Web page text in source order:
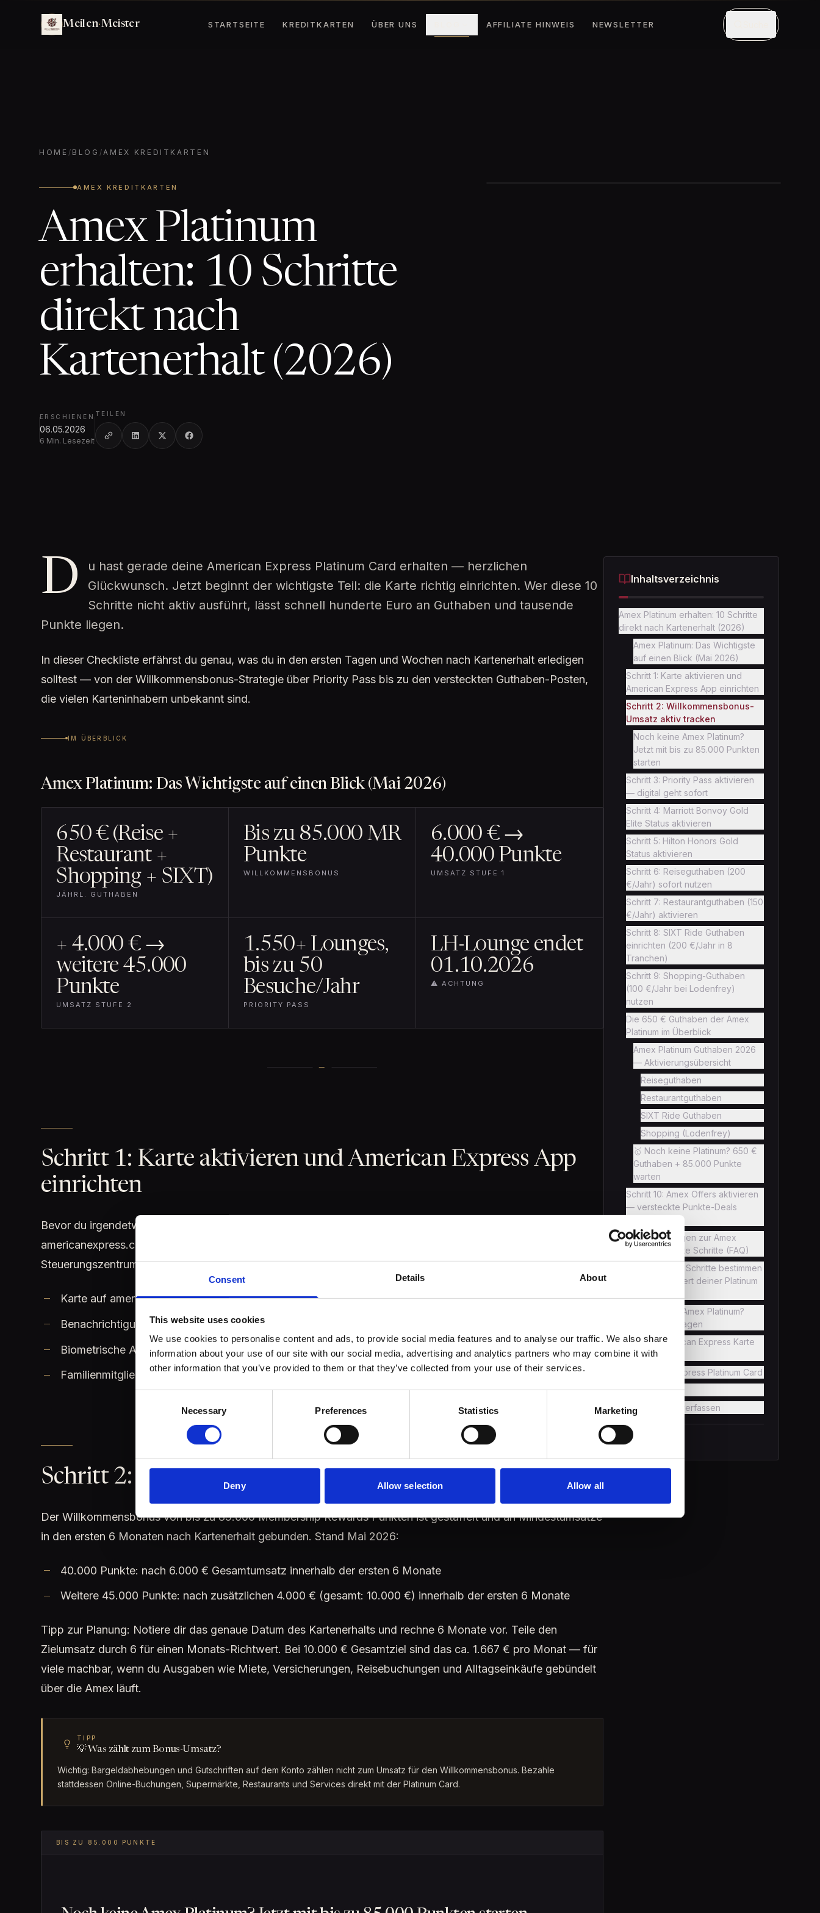
Consent Details About
This website uses cookies
We use cookies to personalise content and ads, to provide social media features and to analyse our traffic. We also share
information about your use of our site with our social media, advertising and analytics partners who may combine it with
other information that you’ve provided to them or that they’ve collected from your use of their services.
Necessary Preferences Statistics Marketing
Deny Allow selection Allow all
Meilen·Meister STARTSEITE KREDITKARTEN ÜBER UNS AFFILIATE HINWEIS NEWSLETTER
HOME / BLOG /AMEX KREDITKARTEN
AMEX KREDITKARTEN
Amex Platinum
erhalten: 10 Schritte
direkt nach
Kartenerhalt (2026)
ERSCHIENEN
06.05.2026
6 Min. Lesezeit
TEILEN
D
u hast gerade deine American Express Platinum Card erhalten — herzlichen
Glückwunsch. Jetzt beginnt der wichtigste Teil: die Karte richtig einrichten. Wer diese 10
Schritte nicht aktiv ausführt, lässt schnell hunderte Euro an Guthaben und tausende
Punkte liegen.
In dieser Checkliste erfährst du genau, was du in den ersten Tagen und Wochen nach Kartenerhalt erledigen
solltest — von der Willkommensbonus-Strategie über Priority Pass bis zu den versteckten Guthaben-Posten,
die vielen Karteninhabern unbekannt sind.
IM ÜBERBLICK
Amex Platinum: Das Wichtigste auf einen Blick (Mai 2026)
650 € (Reise +
Restaurant +
Shopping + SIXT)
JÄHRL. GUTHABEN
Bis zu 85.000 MR
Punkte
WILLKOMMENSBONUS
6.000 € →
40.000 Punkte
UMSATZ STUFE 1
+ 4.000 € →
weitere 45.000
Punkte
UMSATZ STUFE 2
1.550+ Lounges,
bis zu 50
Besuche/Jahr
PRIORITY PASS
LH-Lounge endet
01.10.2026
⚠️ ACHTUNG
Schritt 1: Karte aktivieren und American Express App
einrichten
Bevor du irgendetwas anderes tust: Aktiviere deine neue Platinum Card im Online-Account auf
americanexpress.com/de oder direkt in der American Express App (iOS/Android). Die App ist dein zentrales
Steuerungszentrum für alle Vorteile — ohne sie ist die Verwaltung der Guthaben deutlich aufwändiger.
Karte auf americanexpress.com/de oder in der App aktivieren
Benachrichtigungen für Transaktionen aktivieren (hilft beim Umsatz-Tracking)
Biometrische Anmeldung (Face ID/Fingerprint) einrichten für schnellen Zugriff
Familienmitglieder oder Partner für kostenlose Zusatzkarten eintragen (1. Zusatzkarte gratis)
Schritt 2: Willkommensbonus-Umsatz aktiv tracken
Der Willkommensbonus von bis zu 85.000 Membership Rewards Punkten ist gestaffelt und an Mindestumsätze
in den ersten 6 Monaten nach Kartenerhalt gebunden. Stand Mai 2026:
40.000 Punkte: nach 6.000 € Gesamtumsatz innerhalb der ersten 6 Monate
Weitere 45.000 Punkte: nach zusätzlichen 4.000 € (gesamt: 10.000 €) innerhalb der ersten 6 Monate
Tipp zur Planung: Notiere dir das genaue Datum des Kartenerhalts und rechne 6 Monate vor. Teile den
Zielumsatz durch 6 für einen Monats-Richtwert. Bei 10.000 € Gesamtziel sind das ca. 1.667 € pro Monat — für
viele machbar, wenn du Ausgaben wie Miete, Versicherungen, Reisebuchungen und Alltagseinkäufe gebündelt
über die Amex läuft.
TIPP
💡 Was zählt zum Bonus-Umsatz?
Wichtig: Bargeldabhebungen und Gutschriften auf dem Konto zählen nicht zum Umsatz für den Willkommensbonus. Bezahle
stattdessen Online-Buchungen, Supermärkte, Restaurants und Services direkt mit der Platinum Card.
BIS ZU 85.000 PUNKTE
Inhaltsverzeichnis
Amex Platinum erhalten: 10 Schritte
direkt nach Kartenerhalt (2026)
Amex Platinum: Das Wichtigste
auf einen Blick (Mai 2026)
Schritt 1: Karte aktivieren und
American Express App einrichten
Schritt 2: Willkommensbonus-
Umsatz aktiv tracken
Noch keine Amex Platinum?
Jetzt mit bis zu 85.000 Punkten
starten
Schritt 3: Priority Pass aktivieren
— digital geht sofort
Schritt 4: Marriott Bonvoy Gold
Elite Status aktivieren
Schritt 5: Hilton Honors Gold
Status aktivieren
Schritt 6: Reiseguthaben (200
€/Jahr) sofort nutzen
Schritt 7: Restaurantguthaben (150
€/Jahr) aktivieren
Schritt 8: SIXT Ride Guthaben
einrichten (200 €/Jahr in 8
Tranchen)
Schritt 9: Shopping-Guthaben
(100 €/Jahr bei Lodenfrey)
nutzen
Die 650 € Guthaben der Amex
Platinum im Überblick
Amex Platinum Guthaben 2026
— Aktivierungsübersicht
Reiseguthaben
Restaurantguthaben
SIXT Ride Guthaben
Shopping (Lodenfrey)
🥇 Noch keine Platinum? 650 €
Guthaben + 85.000 Punkte
warten
Schritt 10: Amex Offers aktivieren
— versteckte Punkte-Deals
Häufige Fragen zur Amex
Platinum: Erste Schritte (FAQ)
Fazit: Diese 10 Schritte bestimmen
den echten Wert deiner Platinum
Noch keine Amex Platinum?
Jetzt beantragen
Welche American Express Karte
passt zu dir?
American Express Platinum Card
Diskussion (0)
Kommentar verfassen
% gelesen